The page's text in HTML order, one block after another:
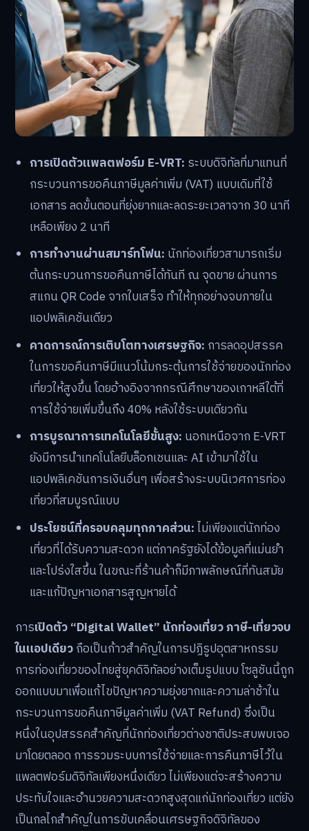
การเปิดตัวแพลตฟอร์ม E-VRT: ระบบดิจิทัลที่มาแทนที่
กระบวนการขอคืนภาษีมูลค่าเพิ่ม (VAT) แบบเดิมที่ใช้
เอกสาร ลดขั้นตอนที่ยุ่งยากและลดระยะเวลาจาก 30 นาที
เหลือเพียง 2 นาที
การทำงานผ่านสมาร์ทโฟน: นักท่องเที่ยวสามารถเริ่ม
ต้นกระบวนการขอคืนภาษีได้ทันที ณ จุดขาย ผ่านการ
สแกน QR Code จากใบเสร็จ ทำให้ทุกอย่างจบภายใน
แอปพลิเคชันเดียว
คาดการณ์การเติบโตทางเศรษฐกิจ: การลดอุปสรรค
ในการขอคืนภาษีมีแนวโน้มกระตุ้นการใช้จ่ายของนักท่อง
เที่ยวให้สูงขึ้น โดยอ้างอิงจากกรณีศึกษาของเกาหลีใต้ที่
การใช้จ่ายเพิ่มขึ้นถึง 40% หลังใช้ระบบเดียวกัน
การบูรณาการเทคโนโลยีขั้นสูง: นอกเหนือจาก E-VRT
ยังมีการนำเทคโนโลยีบล็อกเชนและ AI เข้ามาใช้ใน
แอปพลิเคชันการเงินอื่นๆ เพื่อสร้างระบบนิเวศการท่อง
เที่ยวที่สมบูรณ์แบบ
ประโยชน์ที่ครอบคลุมทุกภาคส่วน:ไม่เพียงแต่นักท่อง
เที่ยวที่ได้รับความสะดวก แต่ภาครัฐยังได้ข้อมูลที่แม่นยำ
และโปร่งใสขึ้น ในขณะที่ร้านค้าก็มีภาพลักษณ์ที่ทันสมัย
และแก้ปัญหาเอกสารสูญหายได้
การเปิดตัว “Digital Wallet” นักท่องเที่ยว ภาษี-เที่ยวจบ
ในแอปเดียวถือเป็นก้าวสำคัญในการปฏิรูปอุตสาหกรรม
การท่องเที่ยวของไทยสู่ยุคดิจิทัลอย่างเต็มรูปแบบ โซลูชันนี้ถูก
ออกแบบมาเพื่อแก้ไขปัญหาความยุ่งยากและความล่าช้าใน
กระบวนการขอคืนภาษีมูลค่าเพิ่ม (VAT Refund) ซึ่งเป็น
หนึ่งในอุปสรรคสำคัญที่นักท่องเที่ยวต่างชาติประสบพบเจอ
มาโดยตลอด การรวมระบบการใช้จ่ายและการคืนภาษีไว้ใน
แพลตฟอร์มดิจิทัลเพียงหนึ่งเดียว ไม่เพียงแต่จะสร้างความ
ประทับใจและอำนวยความสะดวกสูงสุดแก่นักท่องเที่ยว แต่ยัง
เป็นกลไกสำคัญในการขับเคลื่อนเศรษฐกิจดิจิทัลของ